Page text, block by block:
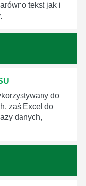
tekst jak i
do
zaś Excel do
danych,